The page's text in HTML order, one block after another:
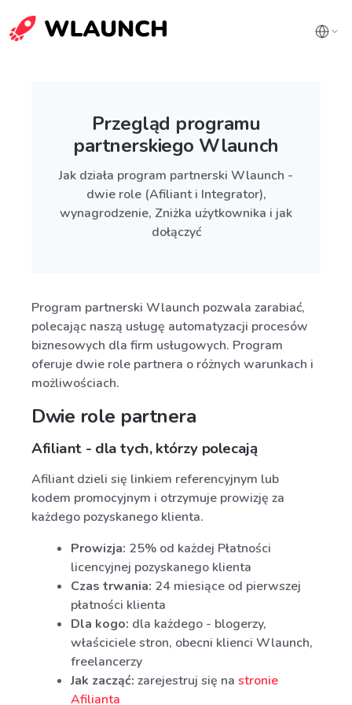
Przegląd programu
partnerskiego Wlaunch
Jak działa program partnerski Wlaunch -
dwie role (Afiliant i Integrator),
wynagrodzenie, Zniżka użytkownika i jak
dołączyć
Program partnerski Wlaunch pozwala zarabiać,
polecając naszą usługę automatyzacji procesów
biznesowych dla firm usługowych. Program
oferuje dwie role partnera o różnych warunkach i
możliwościach.
Dwie role partnera
Afiliant - dla tych, którzy polecają
Afiliant dzieli się linkiem referencyjnym lub
kodem promocyjnym i otrzymuje prowizję za
każdego pozyskanego klienta.
Prowizja: 25% od każdej Płatności
licencyjnej pozyskanego klienta
Czas trwania: 24 miesiące od pierwszej
płatności klienta
Dla kogo: dla każdego - blogerzy,
właściciele stron, obecni klienci Wlaunch,
freelancerzy
Jak zacząć: zarejestruj się na stronie
Afilianta